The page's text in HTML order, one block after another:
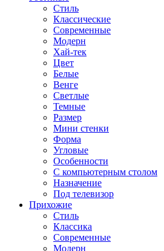
Стиль
Классические
Современные
Модерн
Хай-тек
Цвет
Белые
Венге
Светлые
Темные
Размер
Мини стенки
Форма
Угловые
Особенности
С компьютерным столом
Назначение
Под телевизор
Прихожие
Стиль
Классика
Современные
Модерн